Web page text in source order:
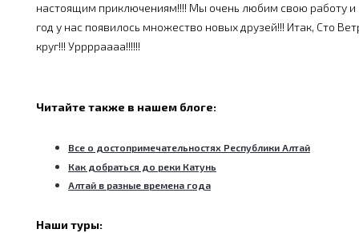
настоящим приключениям!!!! Мы очень любим свою работу и
год у нас появилось множество новых друзей!!! Итак, Сто
круг!!! Урррраааа!!!!!!
Читайте также в нашем блоге:
Все о достопримечательностях Республики Алтай
Как добраться до реки Катунь
Алтай в разные времена года
Наши туры: